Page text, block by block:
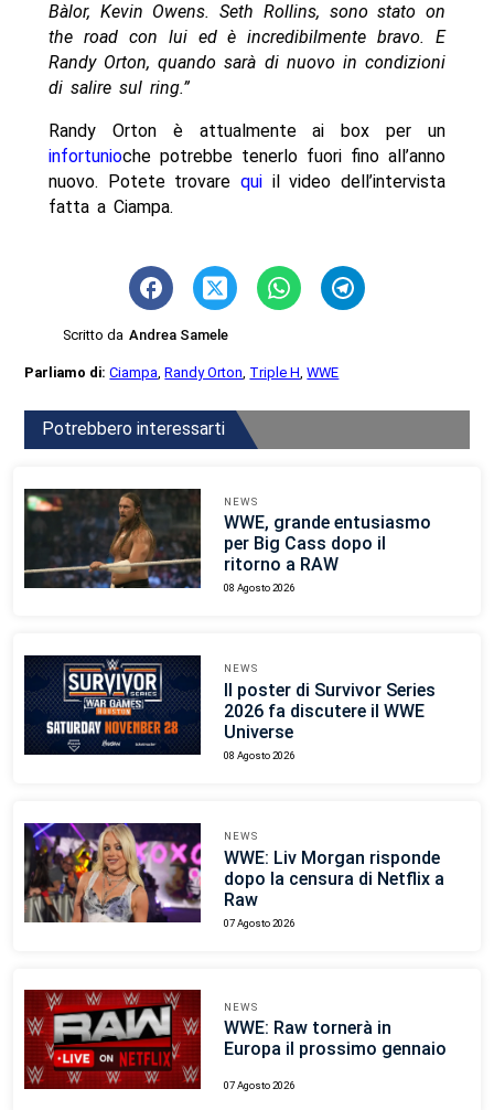
Bàlor, Kevin Owens. Seth Rollins, sono stato on
the road con lui ed è incredibilmente bravo. E
Randy Orton, quando sarà di nuovo in condizioni
di salire sul ring.”
Randy Orton è attualmente ai box per un
infortunioche potrebbe tenerlo fuori fino all’anno
nuovo. Potete trovare qui il video dell’intervista
fatta a Ciampa.
Scritto da Andrea Samele
Parliamo di:Ciampa,Randy Orton, Triple H,WWE
Potrebbero interessarti
NEWS
WWE, grande entusiasmo
per Big Cass dopo il
ritorno a RAW
08 Agosto 2026
NEWS
Il poster di Survivor Series
2026 fa discutere il WWE
Universe
08 Agosto 2026
NEWS
WWE: Liv Morgan risponde
dopo la censura di Netflix a
Raw
07 Agosto 2026
NEWS
WWE: Raw tornerà in
Europa il prossimo gennaio
07 Agosto 2026